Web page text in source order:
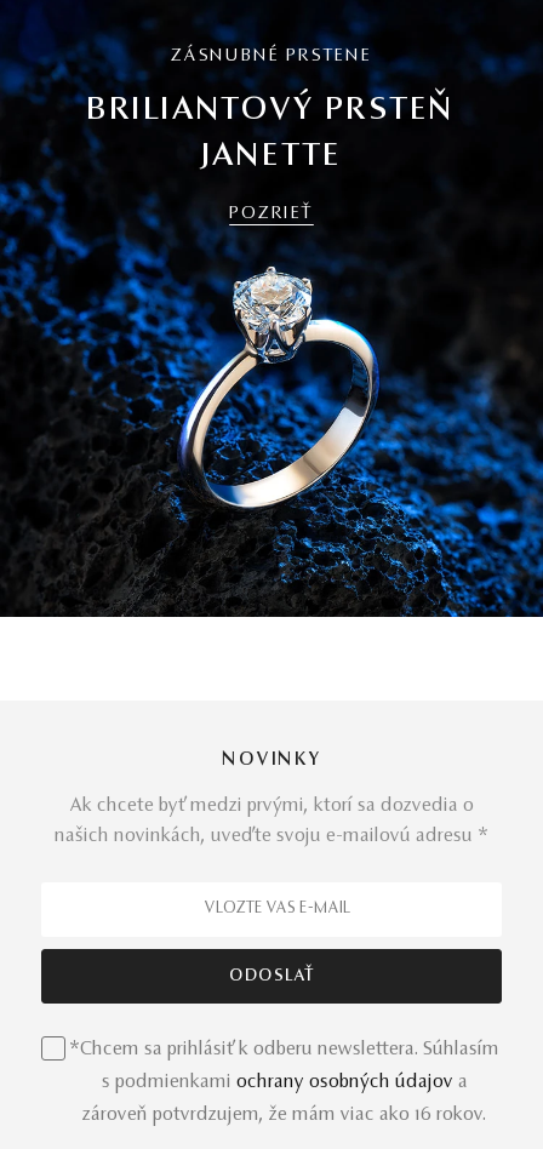
ZÁSNUBNÉ PRSTENE
BRILIANTOVÝ PRSTEŇ
JANETTE
POZRIEŤ
NOVINKY
Ak chcete byť medzi prvými, ktorí sa dozvedia o
našich novinkách, uveďte svoju e-mailovú adresu *
*Chcem sa prihlásiť k odberu newslettera. Súhlasím
s podmienkami ochrany osobných údajov a
zároveň potvrdzujem, že mám viac ako 16 rokov.